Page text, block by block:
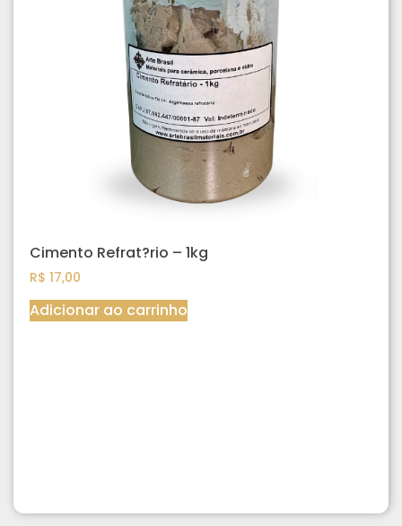
Cimento Refrat?rio – 1kg
R$ 17,00
Adicionar ao carrinho